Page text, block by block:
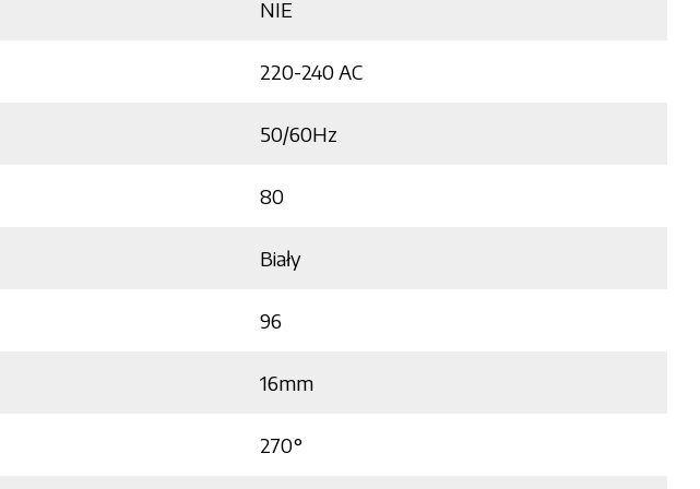
NIE
220-240 AC
50/60Hz
80
Biały
96
16mm
270°